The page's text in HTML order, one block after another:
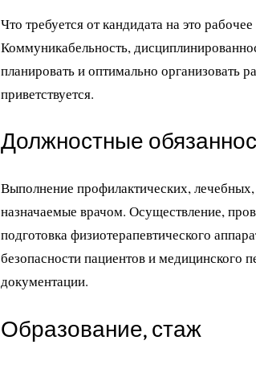
Что требуется от кандидата на это
Коммуникабельность,
планировать и оптимально организовать
приветствуется.
Должностные
Выполнение профилактических,
назначаемые врачом. Осуществление,
подготовка физиотерапевтического
безопасности пациентов и медицинского
документации.
Образование, стаж